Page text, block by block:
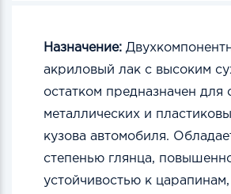
Назначение:
акриловый лак с высоким
остатком предназначен для
металлических и
кузова автомобиля.
степенью глянца,
устойчивостью к царапинам,